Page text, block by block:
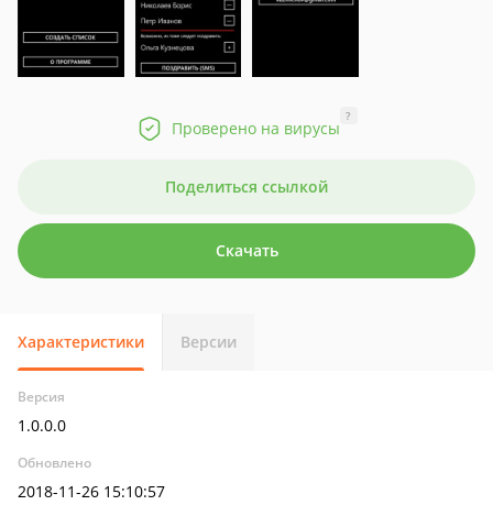
Проверено на вирусы
?
Поделиться ссылкой
Скачать
Характеристики Версии
Версия
1.0.0.0
Обновлено
2018-11-26 15:10:57